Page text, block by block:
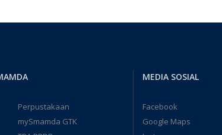
Perpustakaan
mySmamda GTK
MEDIA SOSIAL
Facebook
Google Maps